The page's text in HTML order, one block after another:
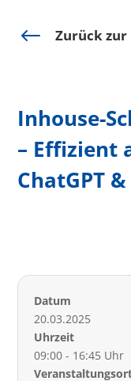
# Zurück
Inhouse-
– Effizient
ChatGPT
Datum
20.03.2025
Uhrzeit
09:00 - 16:45 Uhr